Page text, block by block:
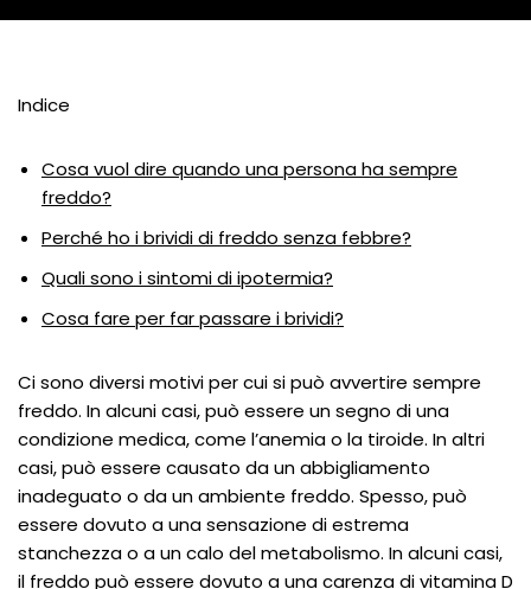
Indice
Cosa vuol dire quando una persona ha sempre
freddo?
Perché ho i brividi di freddo senza febbre?
Quali sono i sintomi di ipotermia?
Cosa fare per far passare i brividi?
Ci sono diversi motivi per cui si può avvertire sempre
freddo. In alcuni casi, può essere un segno di una
condizione medica, come l’anemia o la tiroide. In altri
casi, può essere causato da un abbigliamento
inadeguato o da un ambiente freddo. Spesso, può
essere dovuto a una sensazione di estrema
stanchezza o a un calo del metabolismo. In alcuni casi,
il freddo può essere dovuto a una carenza di vitamina D